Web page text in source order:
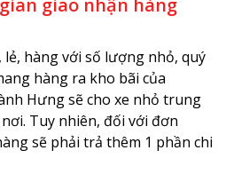
giao nhận hàng
hàng với số lượng nhỏ, quý
hàng ra kho bãi của
Hưng sẽ cho xe nhỏ trung
Tuy nhiên, đối với đơn
sẽ phải trả thêm 1 phần chi